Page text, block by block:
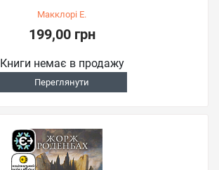
Макклорі Е.
199,00 грн
Книги немає в продажу
Переглянути